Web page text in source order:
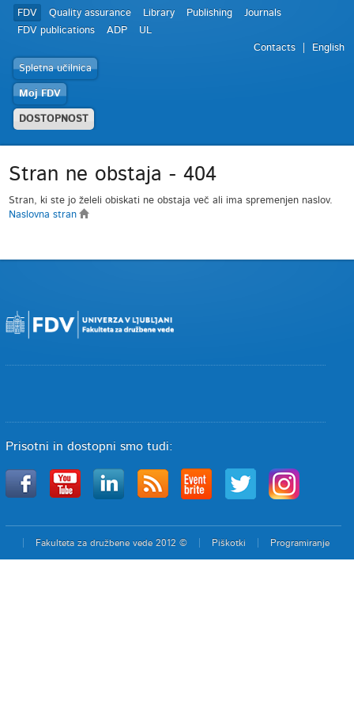
FDV Quality assurance Library Publishing
Journals
FDV publications
ADP
UL
Contacts
English
Spletna učilnica
Moj FDV
DOSTOPNOST
Stran ne obstaja - 404
Stran, ki ste jo želeli obiskati ne obstaja več ali ima spremenjen naslov.
Naslovna stran
Prisotni in dostopni smo tudi:
Fakulteta za družbene vede 2012 © Piškotki Programiranje